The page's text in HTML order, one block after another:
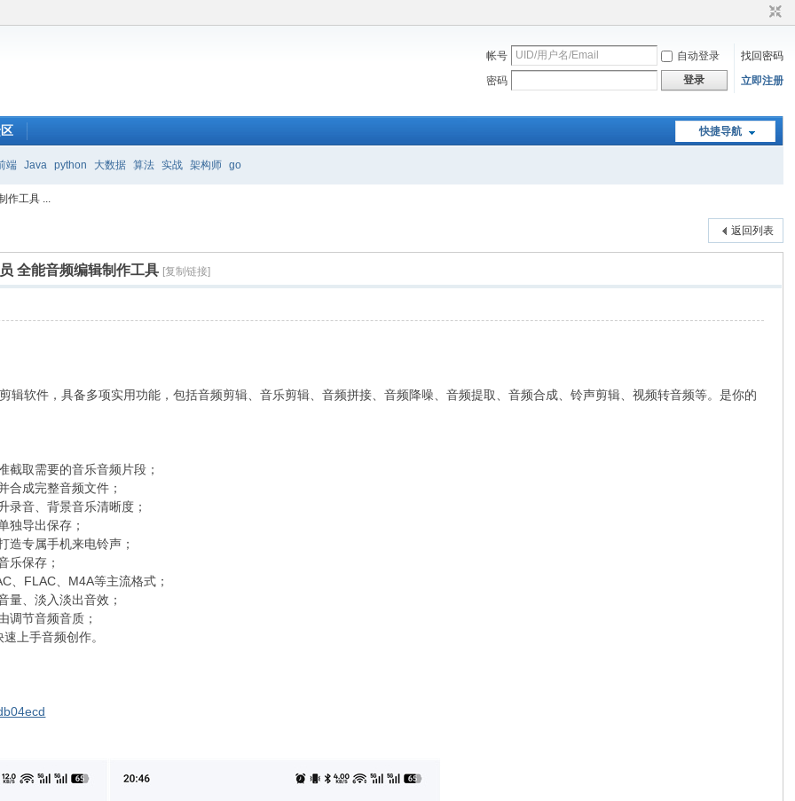
帐号 自动登录
找回密码
密码
登录 立即注册
快捷导航
端 Java python 大数据 算法 实战 架构师 go
作工具 ...
返回列表
全能音频编辑制作工具 [复制链接]
辑软件，具备多项实用功能，包括音频剪辑、音乐剪辑、音频拼接、音频降噪、音频提取、音频合成、铃声剪辑、视频转音频等。是你的
截取需要的音乐音频片段；
合成完整音频文件；
录音、背景音乐清晰度；
独导出保存；
造专属手机来电铃声；
乐保存；
、FLAC、M4A等主流格式；
量、淡入淡出音效；
调节音频音质；
上手音频创作。